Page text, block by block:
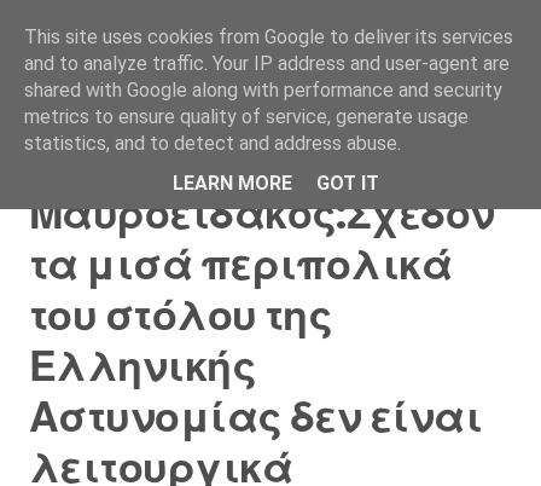
Στράτος
Μαυροειδάκος:Σχεδόν
τα μισά περιπολικά
του στόλου της
Ελληνικής
Αστυνομίας δεν είναι
λειτουργικά
This site uses cookies from Google to deliver its services
and to analyze traffic. Your IP address and user-agent are
shared with Google along with performance and security
metrics to ensure quality of service, generate usage
statistics, and to detect and address abuse.
LEARN MORE
GOT IT